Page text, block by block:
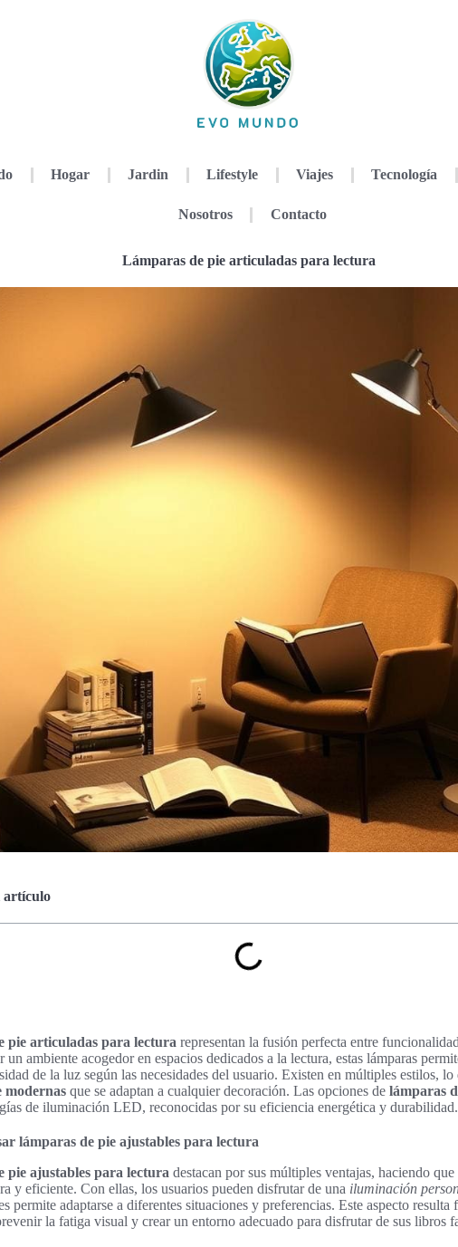
Hogar Jardin Lifestyle Viajes Tecnología
Nosotros Contacto
Lámparas de pie articuladas para lectura
artículo
pie articuladas para lectura representan la fusión perfecta entre
un ambiente acogedor en espacios dedicados a la lectura, estas lámparas
de la luz según las necesidades del usuario. Existen en múltiples estilos, lo
modernas que se adaptan a cualquier decoración. Las opciones de lámparas
de iluminación LED, reconocidas por su eficiencia energética y durabilidad.
lámparas de pie ajustables para lectura
pie ajustables para lectura destacan por sus múltiples ventajas, haciendo
y eficiente. Con ellas, los usuarios pueden disfrutar de una iluminación
permite adaptarse a diferentes situaciones y preferencias. Este aspecto resulta
la fatiga visual y crear un entorno adecuado para disfrutar de sus libros